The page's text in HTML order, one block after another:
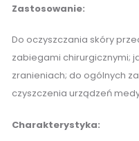
500
szt.
Zastosowanie:
Do oczyszczania skóry
zabiegami chirurgicznymi;
zranieniach; do ogólnych
czyszczenia urządzeń
Charakterystyka: